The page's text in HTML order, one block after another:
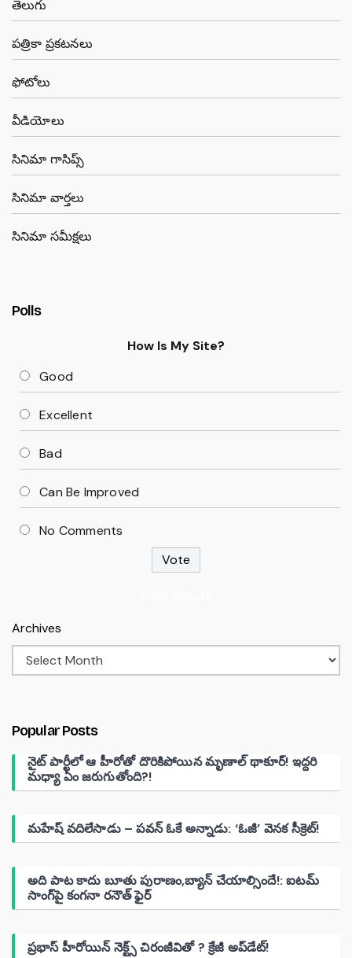
తెలుగు
పత్రికా ప్రకటనలు
ఫోటోలు
వీడియోలు
సినిమా గాసిప్స్
సినిమా వార్తలు
సినిమా సమీక్షలు
Polls
How Is My Site?
Good
Excellent
Bad
Can Be Improved
No Comments
Archives
Popular Posts
నైట్ పార్టీలో ఆ హీరోతో దొరికిపోయిన మృణాల్ థాకూర్! ఇద్దరి
మధ్యా ఏం జరుగుతోంది?!
మహేష్ వదిలేసాడు – పవన్ ఓకే అన్నాడు: ‘ఓజీ’ వెనక సీక్రెట్!
అది పాట కాదు బూతు పురాణం,బ్యాన్ చేయాల్సిందే!: ఐటమ్
సాంగ్‌పై కంగనా రనౌత్ ఫైర్
ప్రభాస్ హీరోయిన్ నెక్ట్స్ చిరంజీవితో ? క్రేజీ అప్‌డేట్!